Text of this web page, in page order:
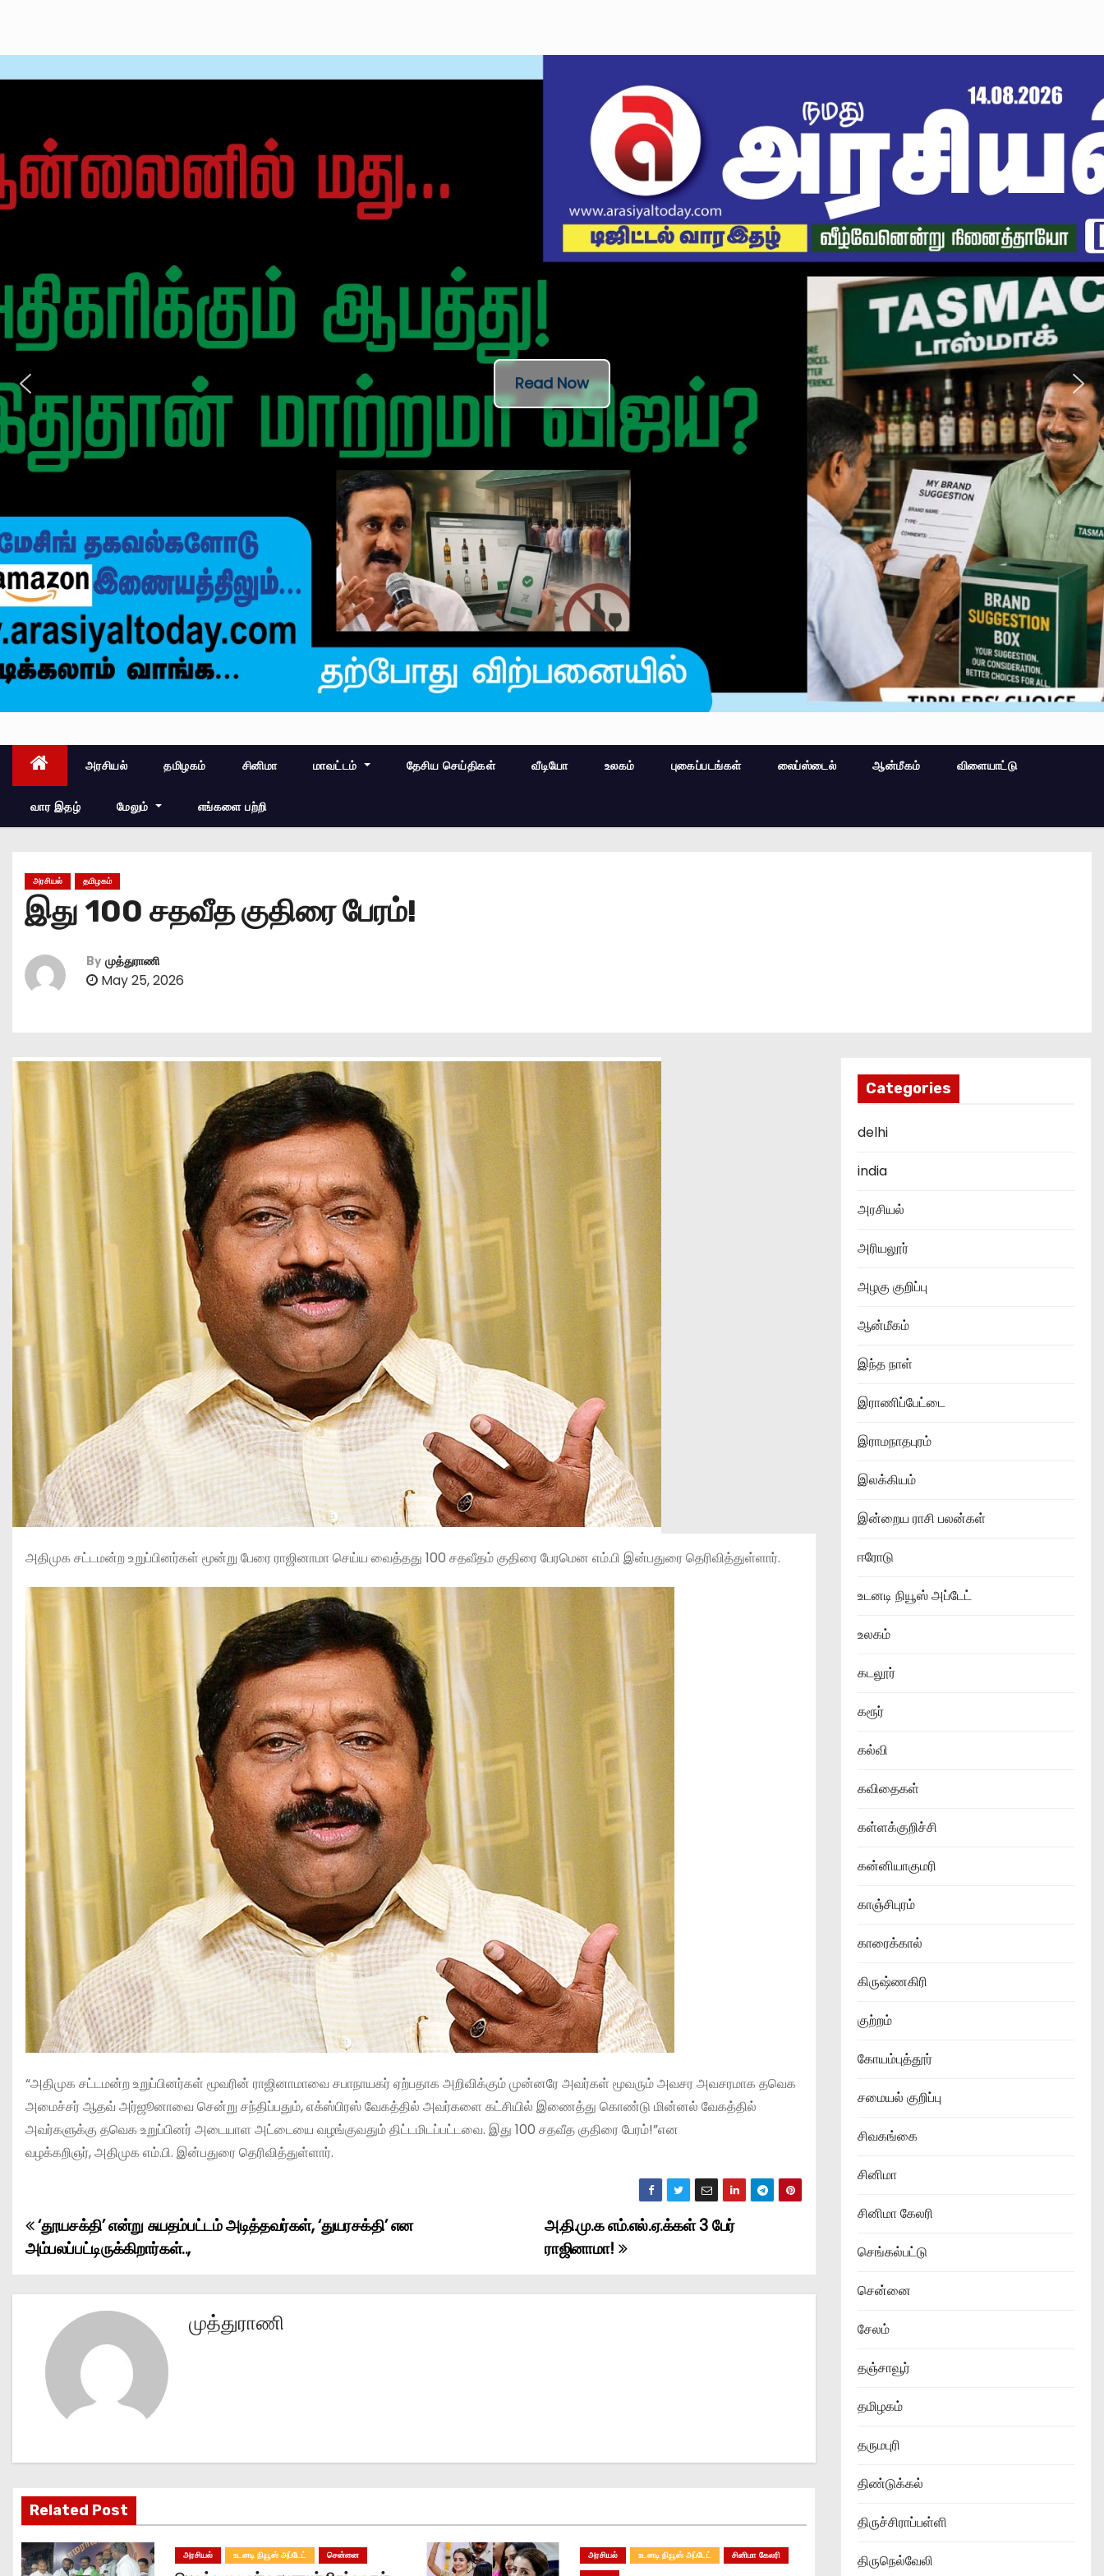
Read Now
அரசியல் தமிழகம் சினிமா மாவட்டம் தேசிய செய்திகள் வீடியோ உலகம் புகைப்படங்கள் லைப்ஸ்டைல் ஆன்மீகம் விளையாட்டு
வார இதழ் மேலும் எங்களை பற்றி
அரசியல் தமிழகம்
இது 100 சதவீத குதிரை பேரம்!
By முத்துராணி
May 25, 2026
அதிமுக சட்டமன்ற உறுப்பினர்கள் மூன்று பேரை ராஜினாமா செய்ய வைத்தது 100 சதவீதம் குதிரை பேரமென எம்.பி இன்பதுரை தெரிவித்துள்ளார்.
“அதிமுக சட்டமன்ற உறுப்பினர்கள் மூவரின் ராஜினாமாவை சபாநாயகர் ஏற்பதாக அறிவிக்கும் முன்னரே அவர்கள் மூவரும் அவசர அவசரமாக தவெக
அமைச்சர் ஆதவ் அர்ஜூனாவை சென்று சந்திப்பதும், எக்ஸ்பிரஸ் வேகத்தில் அவர்களை கட்சியில் இணைத்து கொண்டு மின்னல் வேகத்தில்
அவர்களுக்கு தவெக உறுப்பினர் அடையாள அட்டையை வழங்குவதும் திட்டமிடப்பட்டவை. இது 100 சதவீத குதிரை பேரம்!”என
வழக்கறிஞர், அதிமுக எம்.பி. இன்பதுரை தெரிவித்துள்ளார்.
P
o
s
i
g
a
அ.தி.மு.க எம்.எல்.ஏ.க்கள் 3 பேர்
ராஜினாமா!
‘தூயசக்தி’ என்று சுயதம்பட்டம் அடித்தவர்கள், ‘துயரசக்தி’ என
அம்பலப்பட்டிருக்கிறார்கள்..,
முத்துராணி
Related Post
அரசியல் உடனடி நியூஸ் அப்டேட் சென்னை அரசியல் உடனடி நியூஸ் அப்டேட்
சினிமா கேலரி
Categories
delhi
india
அரசியல்
அரியலூர்
அழகு குறிப்பு
ஆன்மீகம்
இந்த நாள்
இராணிப்பேட்டை
இராமநாதபுரம்
இலக்கியம்
இன்றைய ராசி பலன்கள்
ஈரோடு
உடனடி நியூஸ் அப்டேட்
உலகம்
கடலூர்
கரூர்
கல்வி
கவிதைகள்
கள்ளக்குறிச்சி
கன்னியாகுமரி
காஞ்சிபுரம்
காரைக்கால்
கிருஷ்ணகிரி
குற்றம்
கோயம்புத்தூர்
சமையல் குறிப்பு
சிவகங்கை
சினிமா
சினிமா கேலரி
செங்கல்பட்டு
சென்னை
சேலம்
தஞ்சாவூர்
தமிழகம்
தருமபுரி
திண்டுக்கல்
திருச்சிராப்பள்ளி
திருநெல்வேலி